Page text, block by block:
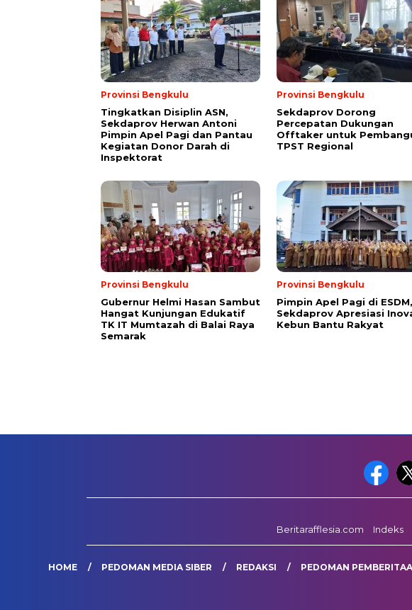
Provinsi Bengkulu
Tingkatkan Disiplin ASN,
Sekdaprov Herwan Antoni
Pimpin Apel Pagi dan Pantau
Kegiatan Donor Darah di
Inspektorat
Provinsi Bengkulu
Sekdaprov Dorong
Percepatan Dukungan
Offtaker untuk
TPST Regional
Provinsi Bengkulu
Gubernur Helmi Hasan Sambut
Hangat Kunjungan Edukatif
TK IT Mumtazah di Balai Raya
Semarak
Provinsi Bengkulu
Pimpin Apel Pagi di ESDM,
Sekdaprov Apresiasi
Kebun Bantu Rakyat
Beritarafflesia.com
Indeks
HOME PEDOMAN MEDIA SIBER REDAKSI PEDOMAN